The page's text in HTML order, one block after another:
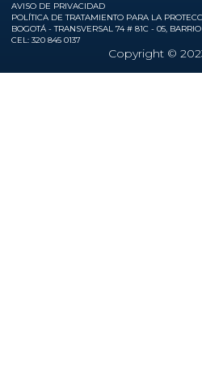
AVISO DE PRIVACIDAD
POLÍTICA DE TRATAMIENTO PARA LA
BOGOTÁ - TRANSVERSAL 74 # 81C - 05,
CEL: 320 845 0137
Copyright ©